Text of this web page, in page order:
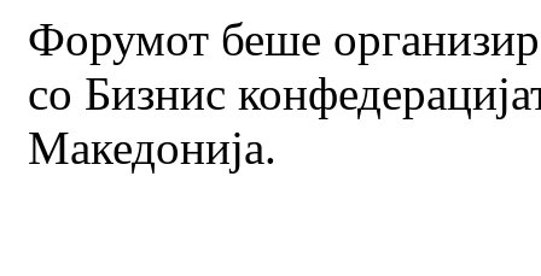
Форумот беше
со Бизнис
Македонија.